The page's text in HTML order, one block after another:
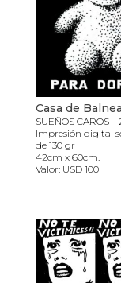
Casa de
SUEÑOS CAROS –
Impresión digital
de 130 gr
42cm x 60cm.
Valor: USD 100